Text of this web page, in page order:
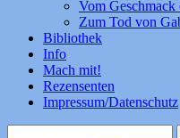
Vom Geschmack
Zum Tod von
Bibliothek
Info
Mach mit!
Rezensenten
Impressum/Datenschutz